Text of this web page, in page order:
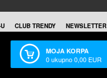
CLUB TRENDY NEWSLETTER
MOJA KORPA
0ukupno0,00 EUR